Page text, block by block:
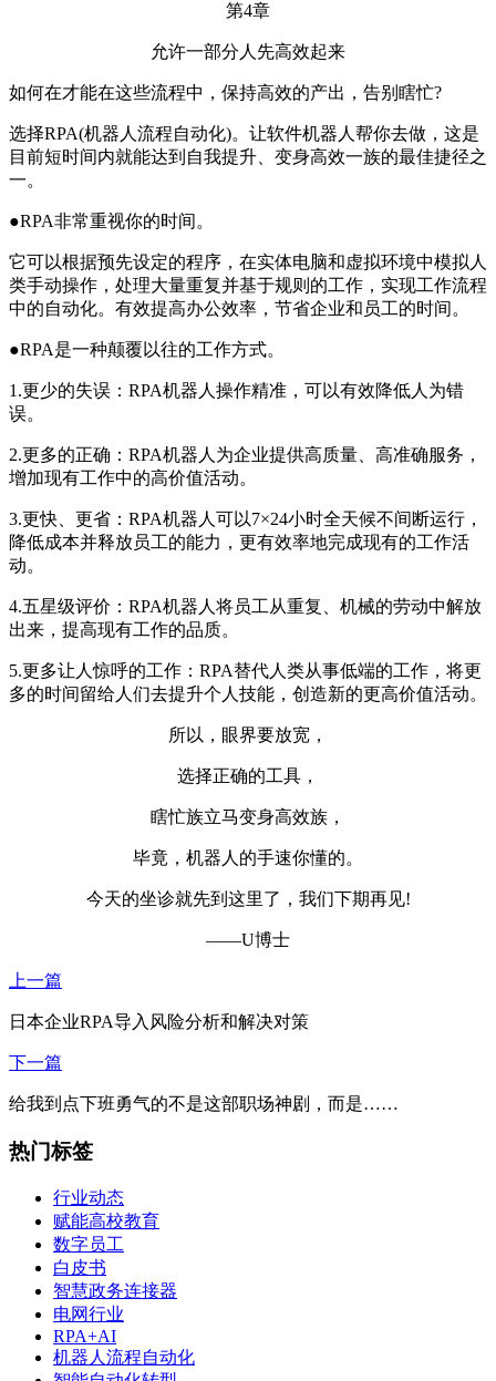
第4章
允许一部分人先高效起来
如何在才能在这些流程中，保持高效的产出，告别瞎忙?
选择RPA(机器人流程自动化)。让软件机器人帮你去做，这是
目前短时间内就能达到自我提升、变身高效一族的最佳捷径之
一。
●RPA非常重视你的时间。
它可以根据预先设定的程序，在实体电脑和虚拟环境中模拟人
类手动操作，处理大量重复并基于规则的工作，实现工作流程
中的自动化。有效提高办公效率，节省企业和员工的时间。
●RPA是一种颠覆以往的工作方式。
1.更少的失误：RPA机器人操作精准，可以有效降低人为错
误。
2.更多的正确：RPA机器人为企业提供高质量、高准确服务，
增加现有工作中的高价值活动。
3.更快、更省：RPA机器人可以7×24小时全天候不间断运行，
降低成本并释放员工的能力，更有效率地完成现有的工作活
动。
4.五星级评价：RPA机器人将员工从重复、机械的劳动中解放
出来，提高现有工作的品质。
5.更多让人惊呼的工作：RPA替代人类从事低端的工作，将更
多的时间留给人们去提升个人技能，创造新的更高价值活动。
所以，眼界要放宽，
选择正确的工具，
瞎忙族立马变身高效族，
毕竟，机器人的手速你懂的。
今天的坐诊就先到这里了，我们下期再见!
——U博士
上一篇
日本企业RPA导入风险分析和解决对策
下一篇
给我到点下班勇气的不是这部职场神剧，而是……
热门标签
行业动态
赋能高校教育
数字员工
白皮书
智慧政务连接器
电网行业
RPA+AI
机器人流程自动化